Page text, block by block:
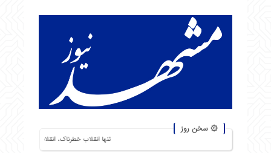
۞ سخن روز
تنها انقلاب خطرناک، انقلاب گرسنگان است. من از